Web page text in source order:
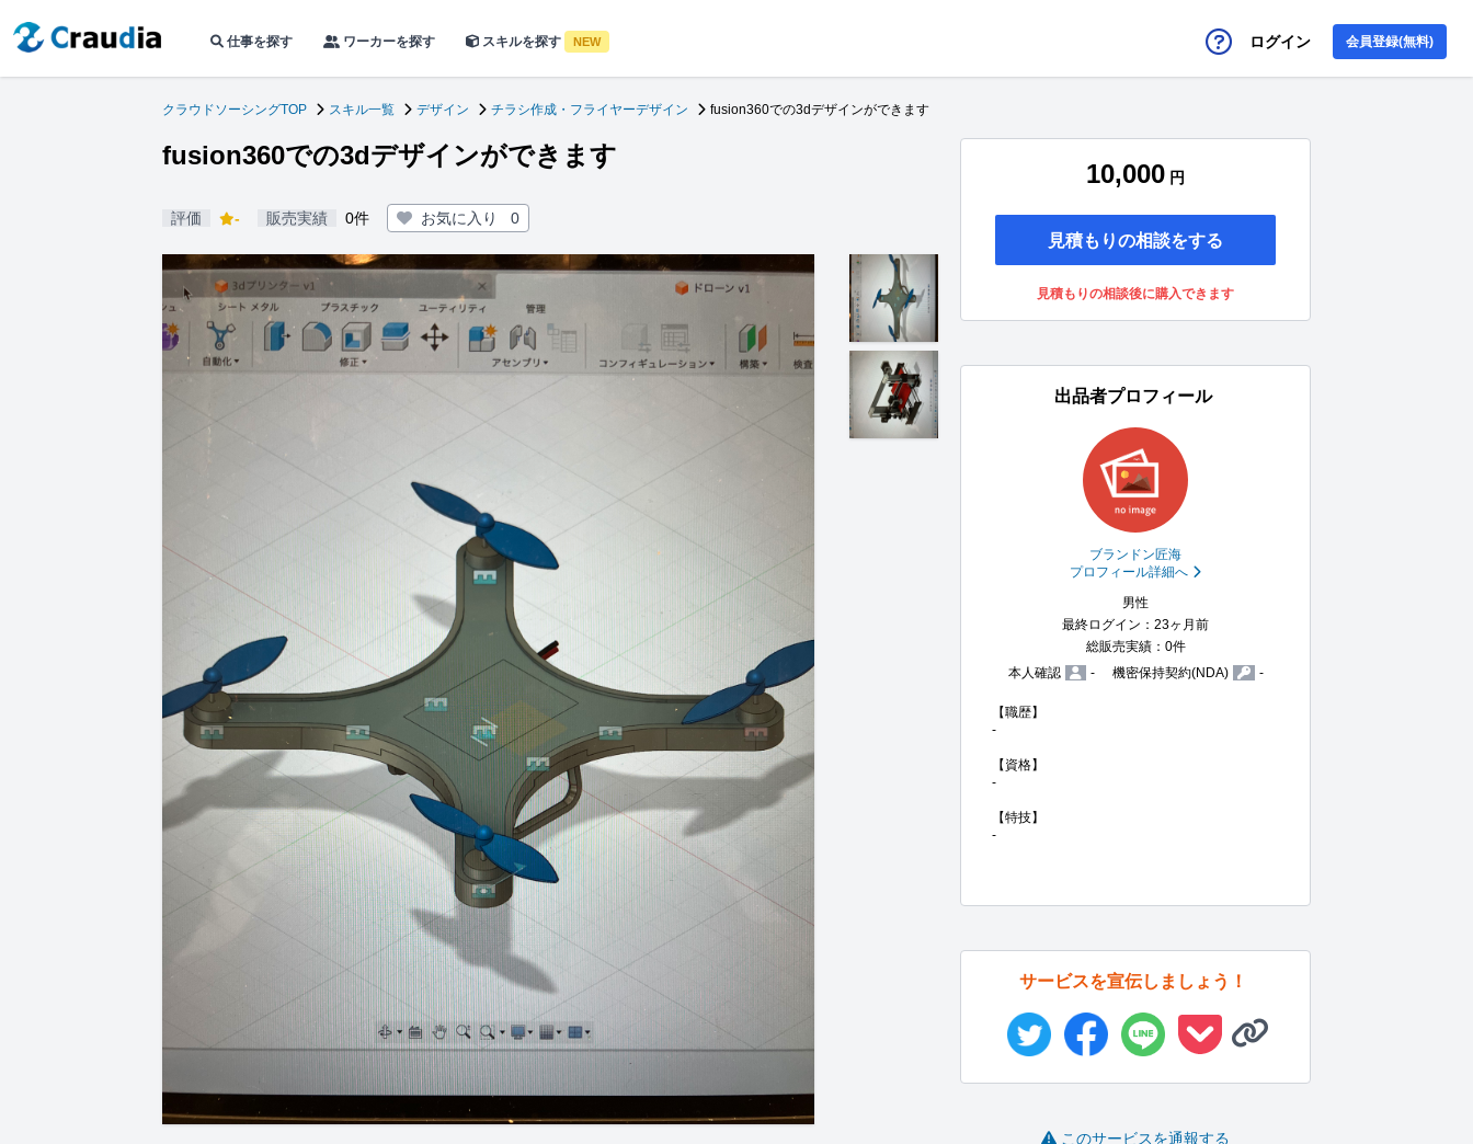
仕事を探す ワーカーを探す スキルを探す NEW ログイン 会員登録(無料)
クラウドソーシングTOP スキル一覧 デザイン チラシ作成・フライヤーデザイン fusion360での3dデザインができます
fusion360での3dデザインができます
評価 - 販売実績 0件 お気に入り 0
10,000 円
見積もりの相談をする
見積もりの相談後に購入できます
出品者プロフィール
ブランドン匠海
プロフィール詳細へ
男性
最終ログイン：23ヶ月前
総販売実績：0件
本人確認
- 機密保持契約(NDA) -
【職歴】
-
【資格】
-
【特技】
-
サービスを宣伝しましょう！
このサービスを通報する